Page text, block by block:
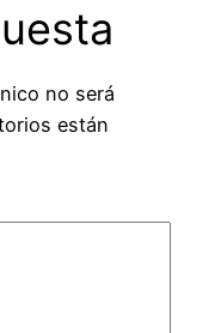
no será
están